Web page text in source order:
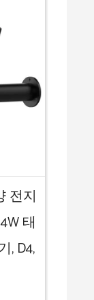
전지
태
, D4,